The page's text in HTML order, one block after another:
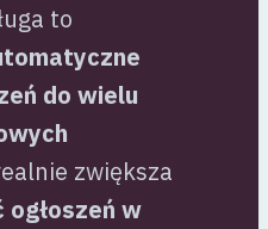
to
do wielu
zwiększa
w